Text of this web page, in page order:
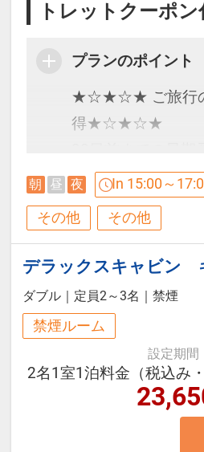
トレットクーポン
プランのポイント
★☆★☆★ ご旅行の
得★☆★☆★
30日前までの早期
ご用意しました！
早割30適用で大人
引」で早い予約が
※掲載金額は割引
小田急オリジナル
・箱根小涌園ユネ
（ご宿泊の当日及
・御殿場プレミ
ーポンシート進呈
朝 昼 夜 In 15:00～
その他 その他
ダブル｜ 定員2～3名 禁煙
禁煙ルーム
設定期間
2名1室1泊料金（税込み